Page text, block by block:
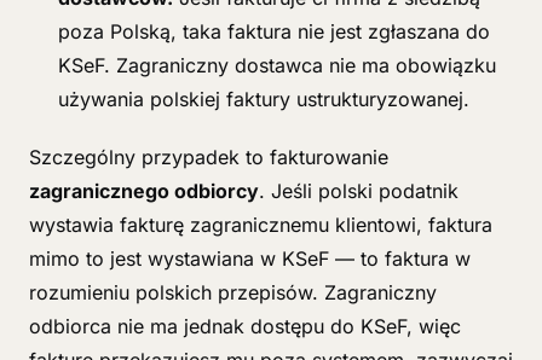
poza Polską, taka faktura nie jest zgłaszana do
KSeF. Zagraniczny dostawca nie ma obowiązku
używania polskiej faktury ustrukturyzowanej.
Szczególny przypadek to fakturowanie
zagranicznego odbiorcy. Jeśli polski podatnik
wystawia fakturę zagranicznemu klientowi, faktura
mimo to jest wystawiana w KSeF — to faktura w
rozumieniu polskich przepisów. Zagraniczny
odbiorca nie ma jednak dostępu do KSeF, więc